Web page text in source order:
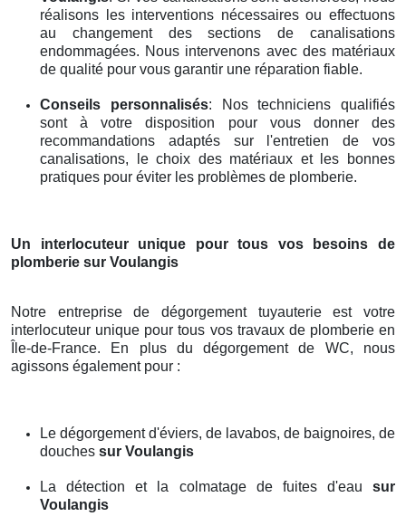
réalisons les interventions nécessaires ou effectuons
au changement des sections de canalisations
endommagées. Nous intervenons avec des matériaux
de qualité pour vous garantir une réparation fiable.
Conseils personnalisés: Nos techniciens qualifiés
sont à votre disposition pour vous donner des
recommandations adaptés sur l'entretien de vos
canalisations, le choix des matériaux et les bonnes
pratiques pour éviter les problèmes de plomberie.
Un interlocuteur unique pour tous vos besoins de
plomberie sur Voulangis
Notre entreprise de dégorgement tuyauterie est votre
interlocuteur unique pour tous vos travaux de plomberie en
Île-de-France. En plus du dégorgement de WC, nous
agissons également pour :
Le dégorgement d'éviers, de lavabos, de baignoires, de
douches sur Voulangis
La détection et la colmatage de fuites d'eau sur
Voulangis